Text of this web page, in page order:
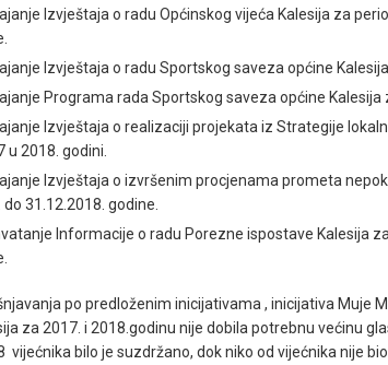
Izvještaja o radu Općinskog vijeća Kalesija za
Izvještaja o radu Sportskog saveza općine
Programa rada Sportskog saveza općine Kalesija
Izvještaja o realizaciji projekata iz Strategije
u 2018. godini.
Izvještaja o izvršenim procjenama prometa
31.12.2018. godine.
Informacije o radu Porezne ispostave Kalesija
po predloženim inicijativama , inicijativa Muje
za 2017. i 2018.godinu nije dobila potrebnu većinu
vijećnika bilo je suzdržano, dok niko od vijećnika nije